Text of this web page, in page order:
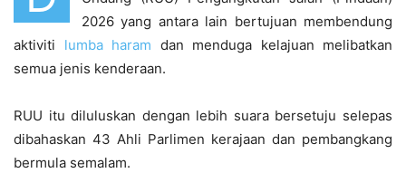
2026 yang antara lain bertujuan membendung
aktiviti lumba haram dan menduga kelajuan melibatkan
semua jenis kenderaan.
RUU itu diluluskan dengan lebih suara bersetuju selepas
dibahaskan 43 Ahli Parlimen kerajaan dan pembangkang
bermula semalam.